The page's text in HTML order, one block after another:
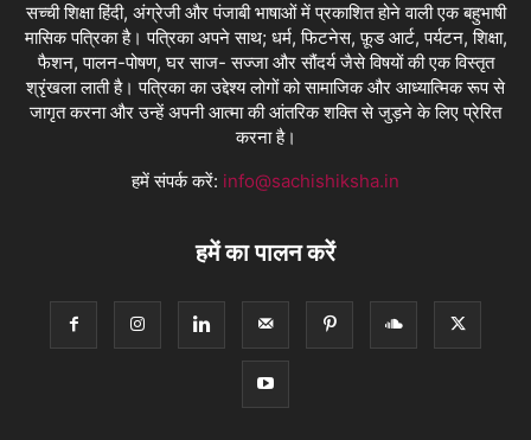
सच्ची शिक्षा हिंदी, अंग्रेजी और पंजाबी भाषाओं में प्रकाशित होने वाली एक बहुभाषी
मासिक पत्रिका है। पत्रिका अपने साथ; धर्म, फिटनेस, फ़ूड आर्ट, पर्यटन, शिक्षा,
फैशन, पालन-पोषण, घर साज- सज्जा और सौंदर्य जैसे विषयों की एक विस्तृत
श्रृंखला लाती है। पत्रिका का उद्देश्य लोगों को सामाजिक और आध्यात्मिक रूप से
जागृत करना और उन्हें अपनी आत्मा की आंतरिक शक्ति से जुड़ने के लिए प्रेरित
करना है।
हमें संपर्क करें: info@sachishiksha.in
हमें का पालन करें